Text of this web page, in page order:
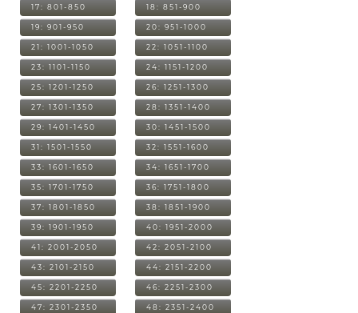
17: 801-850 18: 851-900
19: 901-950 20: 951-1000
21: 1001-1050 22: 1051-1100
23: 1101-1150 24: 1151-1200
25: 1201-1250 26: 1251-1300
27: 1301-1350 28: 1351-1400
29: 1401-1450 30: 1451-1500
31: 1501-1550 32: 1551-1600
33: 1601-1650 34: 1651-1700
35: 1701-1750 36: 1751-1800
37: 1801-1850 38: 1851-1900
39: 1901-1950 40: 1951-2000
41: 2001-2050 42: 2051-2100
43: 2101-2150 44: 2151-2200
45: 2201-2250 46: 2251-2300
47: 2301-2350 48: 2351-2400